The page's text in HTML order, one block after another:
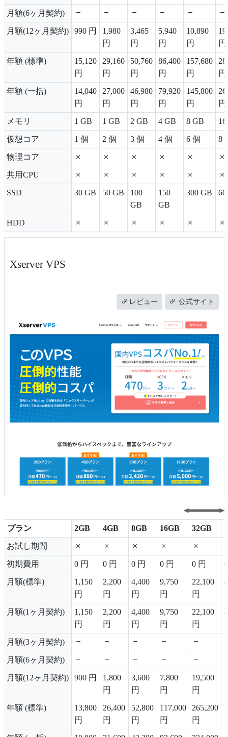
月額(6ヶ月契約)
月額(12ヶ月契約) 990 円
1,980
円
3,465
円
5,940
円
10,890
円
円
年額 (標準)
15,120
円
29,160
円
50,760
円
86,400
円
157,680
円
円
年額 (一括)
14,040
円
27,000
円
46,980
円
79,920
円
145,800
円
円
メモリ 1 GB 1 GB 2 GB 4 GB 8 GB
仮想コア 1 個 2 個 3 個 4 個 6 個 8
物理コア
共用CPU
SSD 30 GB 50 GB
100
GB
150
GB
300 GB
HDD
Xserver VPS
レビュー 公式サイト
プラン 2GB 4GB 8GB 16GB 32GB
プラン
2GB 4GB 8GB 16GB 32GB
お試し期間
初期費用 0 円 0 円 0 円 0 円 0 円
月額(標準)
1,150
円
2,200
円
4,400
円
9,750
円
22,100
円
月額(1ヶ月契約)
1,150
円
2,200
円
4,400
円
9,750
円
22,100
円
月額(3ヶ月契約)
月額(6ヶ月契約)
月額(12ヶ月契約) 900 円
1,800
円
3,600
円
7,800
円
19,500
円
年額 (標準)
13,800
円
26,400
円
52,800
円
117,000
円
265,200
円